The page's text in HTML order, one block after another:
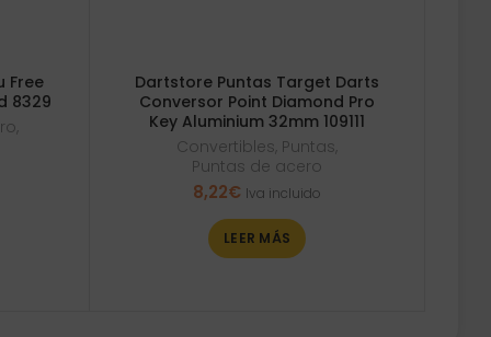
Free
8329
,
Dartstore Puntas Target Darts
Conversor Point Diamond Pro
Key Aluminium 32mm 109111
Convertibles, Puntas,
Puntas de acero
8,22€ Iva incluido
LEER MÁS